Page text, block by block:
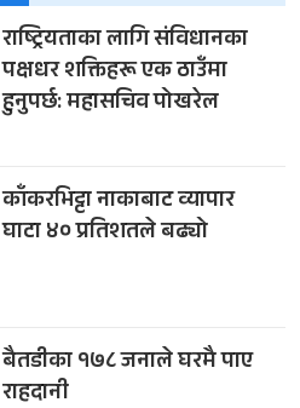
राष्ट्रियताका लागि संविधानका
पक्षधर शक्तिहरू एक ठाउँमा
हुनुपर्छ: महासचिव पोखरेल
काँकरभिट्टा नाकाबाट व्यापार
घाटा ४० प्रतिशतले बढ्यो
बैतडीका १७८ जनाले घरमै पाए
राहदानी